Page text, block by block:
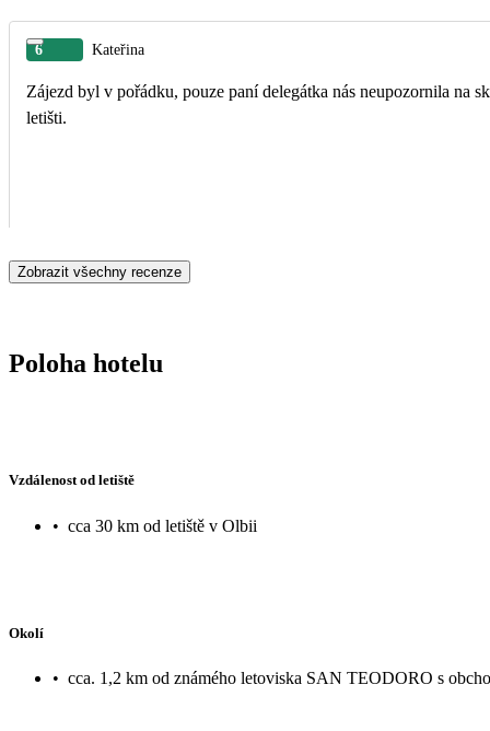
6 Kateřina
Zájezd byl v pořádku, pouze paní delegátka nás neupozornila na
letišti.
Zobrazit všechny recenze
Poloha hotelu
Vzdálenost od letiště
• cca 30 km od letiště v Olbii
Okolí
• cca. 1,2 km od známého letoviska SAN TEODORO s